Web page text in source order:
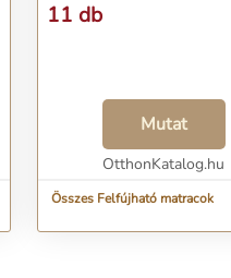
11 db
Mutat
OtthonKatalog.hu
Összes Felfújható matracok